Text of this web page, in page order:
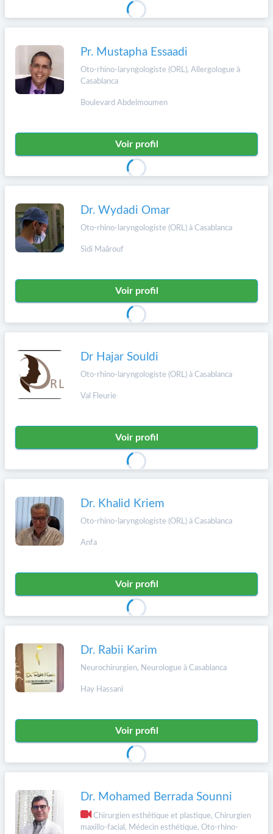
Pr. Mustapha Essaadi
Oto-rhino-laryngologiste (ORL), Allergologue à
Casablanca
Boulevard Abdelmoumen
Voir profil
Dr. Wydadi Omar
Oto-rhino-laryngologiste (ORL) à Casablanca
Sidi Maârouf
Voir profil
Dr Hajar Souldi
Oto-rhino-laryngologiste (ORL) à Casablanca
Val Fleurie
Voir profil
Dr. Khalid Kriem
Oto-rhino-laryngologiste (ORL) à Casablanca
Anfa
Voir profil
Dr. Rabii Karim
Neurochirurgien, Neurologue à Casablanca
Hay Hassani
Voir profil
Dr. Mohamed Berrada Sounni
Chirurgien esthétique et plastique, Chirurgien
maxillo-facial, Médecin esthétique, Oto-rhino-